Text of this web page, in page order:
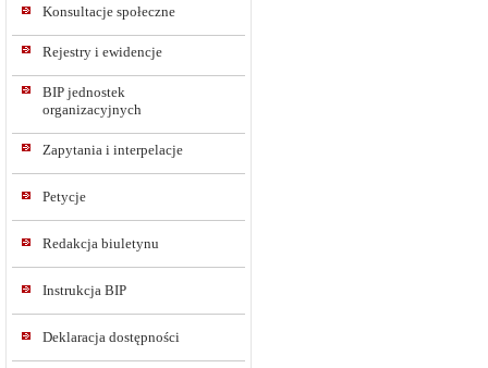
Konsultacje społeczne
Rejestry i ewidencje
BIP jednostek
organizacyjnych
Zapytania i interpelacje
Petycje
Redakcja biuletynu
Instrukcja BIP
Deklaracja dostępności